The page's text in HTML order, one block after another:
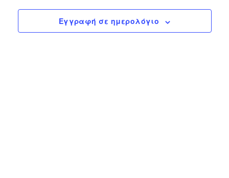
Εγγραφή σε ημερολόγιο